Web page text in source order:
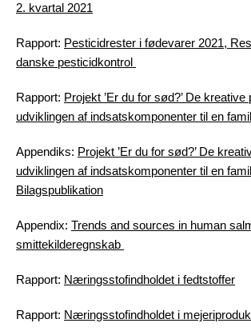
2. kvartal 2021
Rapport: Pesticidrester i fødevarer 2021,
danske pesticidkontrol
Rapport: Projekt ’Er du for sød?’ De
udviklingen af indsatskomponenter til en
Appendiks: Projekt ’Er du for sød?’ De
udviklingen af indsatskomponenter til en
Bilagspublikation
Appendix: Trends and sources in human
smittekilderegnskab
Rapport: Næringsstofindholdet i fedtstoffer
Rapport: Næringsstofindholdet i